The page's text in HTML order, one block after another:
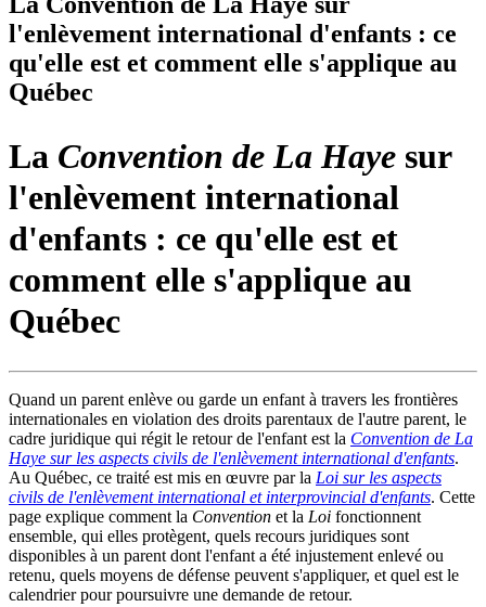
l'enlèvement international d'enfants : ce
qu'elle est et comment elle s'applique au
Québec
La Convention de La Haye sur
l'enlèvement international
d'enfants : ce qu'elle est et
comment elle s'applique au
Québec
Quand un parent enlève ou garde un enfant à travers les frontières
internationales en violation des droits parentaux de l'autre parent, le
cadre juridique qui régit le retour de l'enfant est la Convention de La
Haye sur les aspects civils de l'enlèvement international d'enfants.
Au Québec, ce traité est mis en œuvre par la Loi sur les aspects
civils de l'enlèvement international et interprovincial d'enfants. Cette
page explique comment la Convention et la Loi fonctionnent
ensemble, qui elles protègent, quels recours juridiques sont
disponibles à un parent dont l'enfant a été injustement enlevé ou
retenu, quels moyens de défense peuvent s'appliquer, et quel est le
calendrier pour poursuivre une demande de retour.